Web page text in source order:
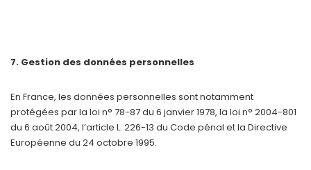
7. Gestion des données personnelles
En France, les données personnelles sont notamment
protégées par la loi n° 78-87 du 6 janvier 1978, la loi n° 2004-801
du 6 août 2004, l’article L. 226-13 du Code pénal et la Directive
Européenne du 24 octobre 1995.